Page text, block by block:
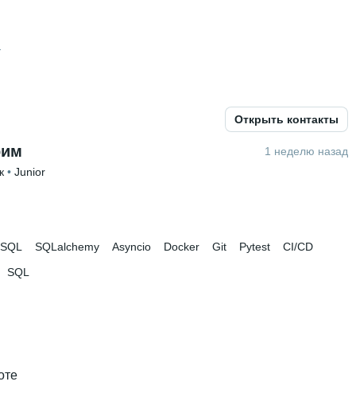
Открыть контакты
1 неделю назад
• Junior
SQLalchemy Asyncio Docker Git Pytest
CI/CD
SQL